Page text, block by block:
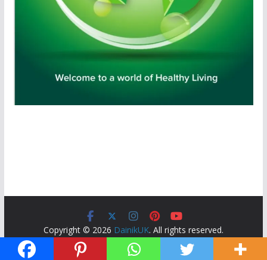
Copyright © 2026 DainikUK. All rights reserved.
Theme:
ColorMag by ThemeGrill. Powered by WordPress.